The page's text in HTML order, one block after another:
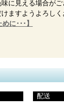
に見える場合が
ますようよろしく
に･･･】
配送